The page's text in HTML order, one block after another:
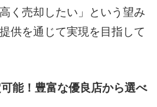
く売却したい」という望み
供を通じて実現を目指して
能！豊富な優良店から選べ